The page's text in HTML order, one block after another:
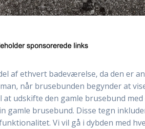
af ethvert badeværelse, da den er
når brusebunden begynder at
udskifte den gamle brusebund
gamle brusebund. Disse tegn
Vi vil gå i dybden med